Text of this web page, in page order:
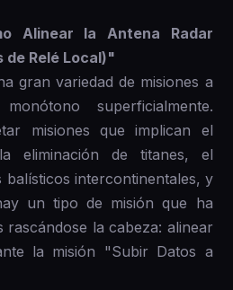
Alinear la Antena Radar
Relé Local)"
gran variedad de misiones a
superficialmente.
misiones que implican el
eliminación de titanes, el
balísticos intercontinentales, y
un tipo de misión que ha
rascándose la cabeza: alinear
la misión "Subir Datos a